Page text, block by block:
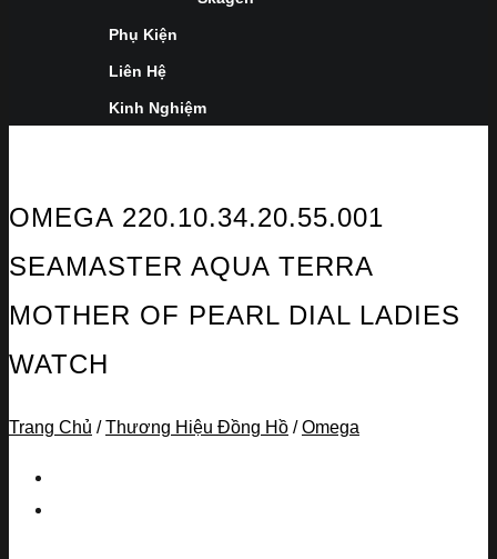
Phụ Kiện
Liên Hệ
Kinh Nghiệm
OMEGA 220.10.34.20.55.001
SEAMASTER AQUA TERRA
MOTHER OF PEARL DIAL LADIES
WATCH
Trang Chủ / Thương Hiệu Đồng Hồ / Omega